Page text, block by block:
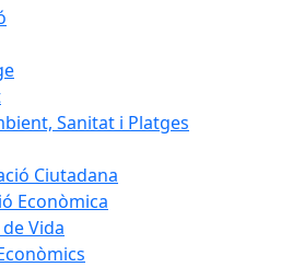
Sanitat i Platges
Ciutadana
Econòmica
Vida